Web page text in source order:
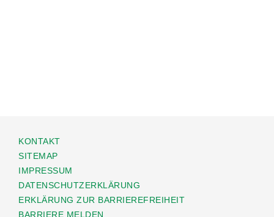
KONTAKT
SITEMAP
IMPRESSUM
DATENSCHUTZERKLÄRUNG
ERKLÄRUNG ZUR BARRIEREFREIHEIT
BARRIERE MELDEN